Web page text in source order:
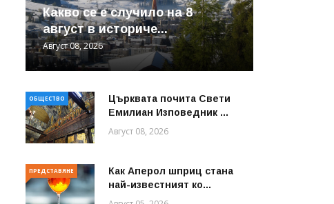
Какво се е случило на 8
август в историче...
Август 08, 2026
ОБЩЕСТВО
Църквата почита Свeти
Емилиан Изповедник ...
Август 08, 2026
ПРЕДСТАВЯНЕ
Как Аперол шприц стана
най-известният ко...